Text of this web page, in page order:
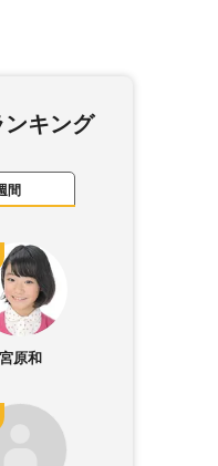
キング
間
宮原和